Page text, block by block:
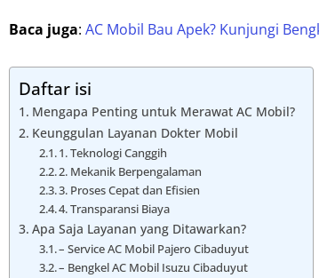
Baca juga: AC Mobil Bau Apek? Kunjungi
Daftar isi
Mengapa Penting untuk Merawat AC Mobil?
Keunggulan Layanan Dokter Mobil
1. Teknologi Canggih
2. Mekanik Berpengalaman
3. Proses Cepat dan Efisien
4. Transparansi Biaya
Apa Saja Layanan yang Ditawarkan?
– Service AC Mobil Pajero Cibaduyut
– Bengkel AC Mobil Isuzu Cibaduyut